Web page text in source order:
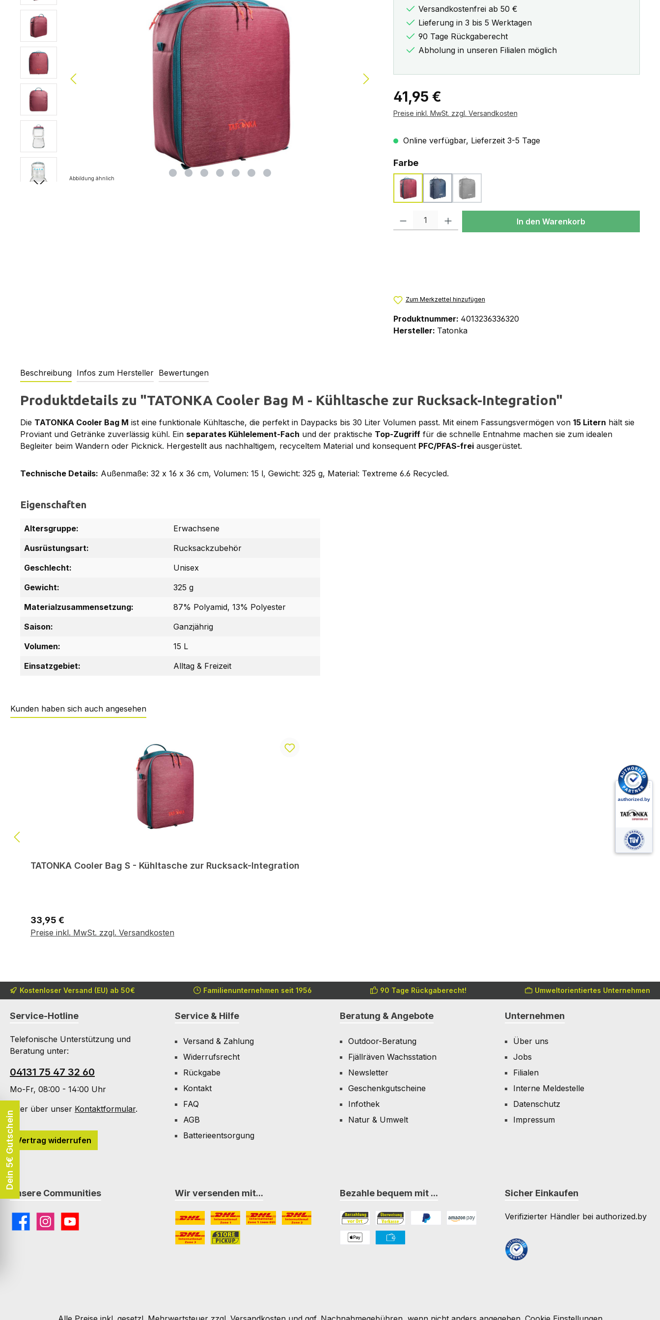
Abbildung ähnlich
Versandkostenfrei ab 50 €
Lieferung in 3 bis 5 Werktagen
90 Tage Rückgaberecht
Abholung in unseren Filialen möglich
Regulärer Preis:
41,95 €
Preise inkl. MwSt. zzgl. Versandkosten
Online verfügbar, Lieferzeit 3-5 Tage
Farbeauswählen
bordeaux-red
navy off-black
(Diese Option ist zurzeit nicht verfügbar.)
Produkt Anzahl: Gib den gewünschten Wert ein oder benutze die Schaltflächen
In den Warenkorb
Zum Merkzettel hinzufügen
Produktnummer: 4013236336320
Hersteller: Tatonka
Beschreibung Infos zum Hersteller Bewertungen
Produktdetails zu "TATONKA Cooler Bag M - Kühltasche zur Rucksack-Integration"
Die TATONKA Cooler Bag M ist eine funktionale Kühltasche, die perfekt in Daypacks bis 30 Liter Volumen passt. Mit einem Fassungsvermögen von 15 Litern hält sie
Proviant und Getränke zuverlässig kühl. Ein separates Kühlelement-Fach und der praktische Top-Zugriff für die schnelle Entnahme machen sie zum idealen
Begleiter beim Wandern oder Picknick. Hergestellt aus nachhaltigem, recyceltem Material und konsequent PFC/PFAS-frei ausgerüstet.
Technische Details: Außenmaße: 32 x 16 x 36 cm, Volumen: 15 l, Gewicht: 325 g, Material: Textreme 6.6 Recycled.
Eigenschaften
Altersgruppe:
Erwachsene
Ausrüstungsart:
Rucksackzubehör
Geschlecht:
Unisex
Gewicht:
325 g
Materialzusammensetzung:
87% Polyamid, 13% Polyester
Saison:
Ganzjährig
Volumen:
15 L
Einsatzgebiet:
Alltag & Freizeit
Kunden haben sich auch angesehen
TATONKA Cooler Bag S - Kühltasche zur Rucksack-Integration
Regulärer Preis:
33,95 €
Preise inkl. MwSt. zzgl. Versandkosten
In den Warenkorb
Kostenloser Versand (EU) ab 50€ Familienunternehmen seit 1956 90 Tage Rückgaberecht! Umweltorientiertes Unternehmen
Service-Hotline
Telefonische Unterstützung und
Beratung unter:
04131 75 47 32 60
Mo-Fr, 08:00 - 14:00 Uhr
Oder über unser Kontaktformular.
Vertrag widerrufen
Service & Hilfe
Versand & Zahlung
Widerrufsrecht
Rückgabe
Kontakt
FAQ
AGB
Batterieentsorgung
Beratung & Angebote
Outdoor-Beratung
Fjällräven Wachsstation
Newsletter
Geschenkgutscheine
Infothek
Natur & Umwelt
Unternehmen
Über uns
Jobs
Filialen
Interne Meldestelle
Datenschutz
Impressum
Unsere Communities
FacebookInstagramYouTube
Wir versenden mit...
DHL DHL Paket International Zone 1
DHL Paket International Zone 1 (non-EU)
DHL Paket International Zone 2
Bezahle bequem mit ...
Bezahlung in der Filiale
Vorkasse
Sicher Einkaufen
Verifizierter Händler bei authorized.by
Dein 5€ Gutschein